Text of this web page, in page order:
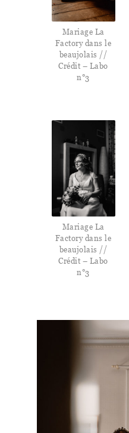
Mariage La
Factory dans le
beaujolais //
Crédit – Labo
n°3
Mariage La
Factory dans le
beaujolais //
Crédit – Labo
n°3